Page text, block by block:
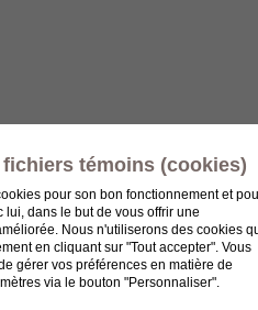
témoins (cookies)
pour son bon fonctionnement et
dans le but de vous offrir une
Nous n'utiliserons des cookies
en cliquant sur "Tout accepter". Vous
gérer vos préférences en matière de
via le bouton "Personnaliser".